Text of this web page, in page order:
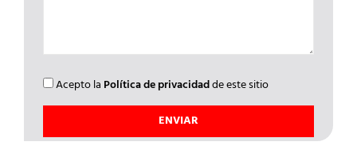
Acepto la Política de privacidadde este sitio